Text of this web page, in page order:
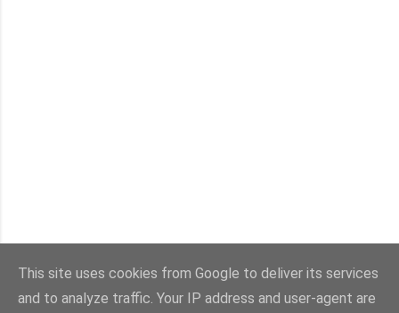
This site uses cookies from Google to deliver its services
and to analyze traffic. Your IP address and user-agent are